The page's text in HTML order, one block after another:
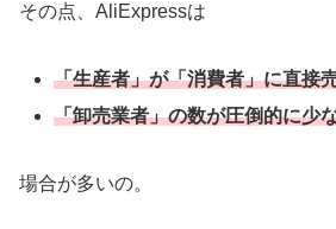
その点、AliExpressは
「生産者」が「消費者」に直接
「卸売業者」の数が圧倒的に少
場合が多いの。